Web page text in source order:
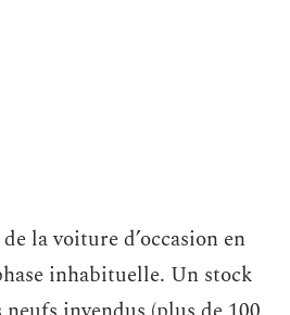
la voiture d’occasion en
inhabituelle. Un stock